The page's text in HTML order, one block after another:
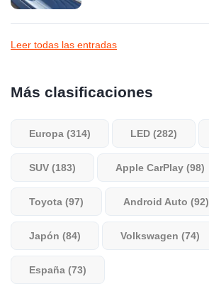
Leer todas las entradas
Más clasificaciones
Europa (314) LED (282)
SUV (183) Apple CarPlay (98)
Toyota (97) Android Auto (92)
Japón (84) Volkswagen (74)
España (73)